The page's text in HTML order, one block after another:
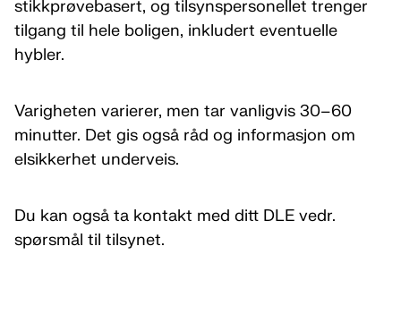
stikkprøvebasert, og tilsynspersonellet trenger
tilgang til hele boligen, inkludert eventuelle
hybler.
Varigheten varierer, men tar vanligvis 30–60
minutter. Det gis også råd og informasjon om
elsikkerhet underveis.
Du kan også ta kontakt med ditt DLE vedr.
spørsmål til tilsynet.